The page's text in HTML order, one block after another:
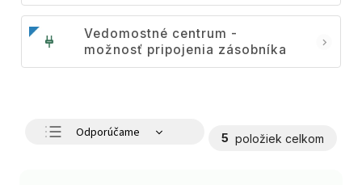
Vedomostné centrum -
možnosť pripojenia zásobníka
Odporúčame
5 položiek celkom